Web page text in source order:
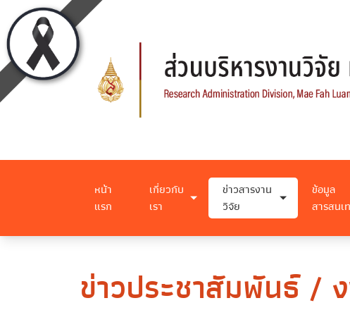
หน้า
แรก
เกี่ยวกับ
เรา
ข่าวสารงาน
วิจัย
ข้อมูล
สารสนเ
ข่าวประชาสัมพันธ์ /